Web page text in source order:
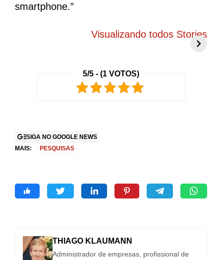
smartphone.”
208 elétrico
Visualizando todos Stories
5/5 - (1 VOTOS)
SIGA NO GOOGLE NEWS
MAIS:
PESQUISAS
THIAGO KLAUMANN
Administrador de empresas, profissional de